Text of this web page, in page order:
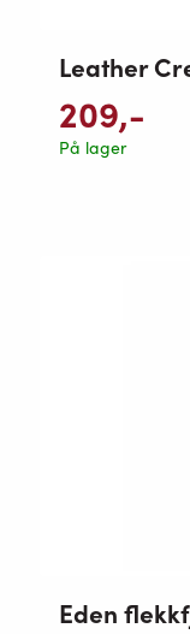
Leather
209,-
På lager
Eden